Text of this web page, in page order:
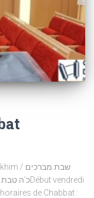
de Chabbat :